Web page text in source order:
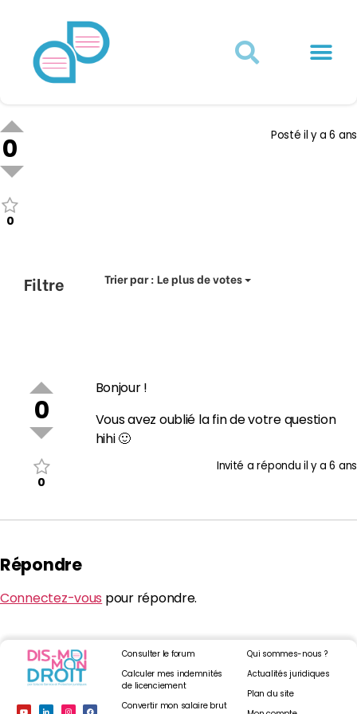
0
0
Postéil y a 6 ans
Filtre Trier par :Le plus de votes
0
0
Bonjour !
Vous avez oublié la fin de votre question
hihi 🙂
Invité a réponduil y a 6 ans
Répondre
Connectez-vous pour répondre.
Consulter le forum
Calculer mes indemnités
de licenciement
Convertir mon salaire brut
Qui sommes-nous ?
Actualités juridiques
Plan du site